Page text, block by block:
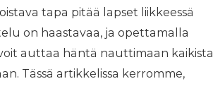
tapa pitää lapset liikkeessä
on haastavaa, ja opettamalla
auttaa häntä nauttimaan kaikista
Tässä artikkelissa kerromme,